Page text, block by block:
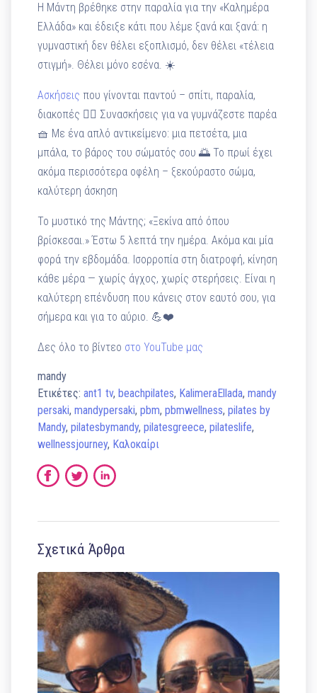
Η Μάντη βρέθηκε στην παραλία για την «Καλημέρα
Ελλάδα» και έδειξε κάτι που λέμε ξανά και ξανά: η
γυμναστική δεν θέλει εξοπλισμό, δεν θέλει «τέλεια
στιγμή». Θέλει μόνο εσένα. ☀️
Ασκήσεις που γίνονται παντού – σπίτι, παραλία,
διακοπές 👯‍♀️ Συνασκήσεις για να γυμνάζεστε παρέα
🧺 Με ένα απλό αντικείμενο: μια πετσέτα, μια
μπάλα, το βάρος του σώματός σου 🌅 Το πρωί έχει
ακόμα περισσότερα οφέλη – ξεκούραστο σώμα,
καλύτερη άσκηση
Το μυστικό της Μάντης; «Ξεκίνα από όπου
βρίσκεσαι.» Έστω 5 λεπτά την ημέρα. Ακόμα και μία
φορά την εβδομάδα. Ισορροπία στη διατροφή, κίνηση
κάθε μέρα — χωρίς άγχος, χωρίς στερήσεις. Είναι η
καλύτερη επένδυση που κάνεις στον εαυτό σου, για
σήμερα και για το αύριο. 💪❤️
Δες όλο το βίντεο στο YouTube μας
mandy
Ετικέτες:ant1 tv,beachpilates, KalimeraEllada,mandy
persaki,mandypersaki,pbm,pbmwellness,pilates by
Mandy,pilatesbymandy,pilatesgreece,pilateslife,
wellnessjourney, Καλοκαίρι
Σχετικά Άρθρα